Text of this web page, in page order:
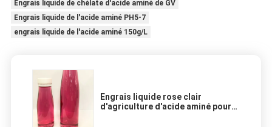
Engrais liquide de chélate d'acide aminé de GV
Engrais liquide de l'acide aminé PH5-7
engrais liquide de l'acide aminé 150g/L
Engrais liquide rose clair
d'agriculture d'acide aminé pour